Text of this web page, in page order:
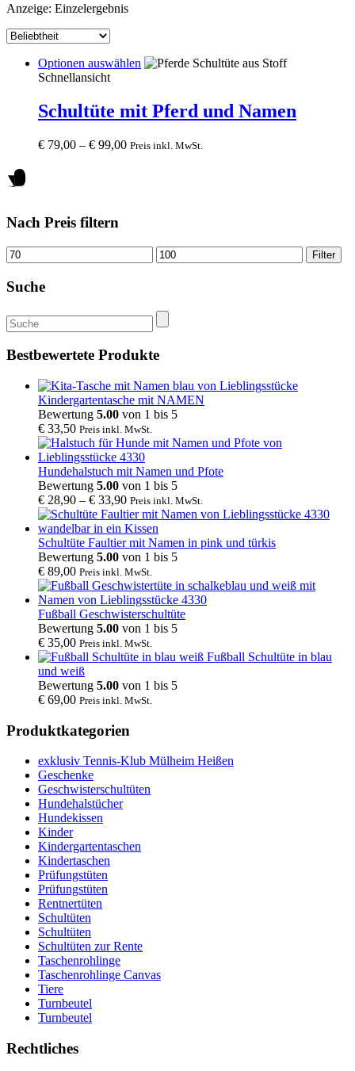
Anzeige: Einzelergebnis
Optionen auswählen This
multiple
variants.
options
page
Schnellansicht
Schultüte mit Pferd und Namen
€ 79,00 – € 99,00 Preis inkl. MwSt.
Nach Preis filtern
Mindestpreis Höchstpreis Filter
Suche
Suche
nach:
Bestbewertete Produkte
Kindergartentasche mit NAMEN
Bewertung 5.00 von 1 bis 5
€ 33,50 Preis inkl. MwSt.
Hundehalstuch mit Namen und Pfote
Bewertung 5.00 von 1 bis 5
€ 28,90 – € 33,90 Preis inkl. MwSt.
Schultüte Faultier mit Namen in pink und türkis
Bewertung 5.00 von 1 bis 5
€ 89,00 Preis inkl. MwSt.
Fußball Geschwisterschultüte
Bewertung 5.00 von 1 bis 5
€ 35,00 Preis inkl. MwSt.
Fußball Schultüte in blau
und weiß
Bewertung 5.00 von 1 bis 5
€ 69,00 Preis inkl. MwSt.
Produktkategorien
exklusiv Tennis-Klub Mülheim Heißen
Geschenke
Geschwisterschultüten
Hundehalstücher
Hundekissen
Kinder
Kindergartentaschen
Kindertaschen
Prüfungstüten
Prüfungstüten
Rentnertüten
Schultüten
Schultüten
Schultüten zur Rente
Taschenrohlinge
Taschenrohlinge Canvas
Tiere
Turnbeutel
Turnbeutel
Rechtliches